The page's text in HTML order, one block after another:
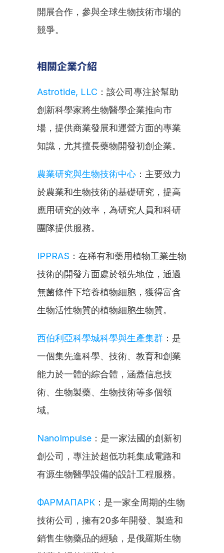
開展合作，參與全球生物技術市場的
競爭。
相關企業介紹
Astrotide, LLC ：該公司專注於幫助
創新科學家將生物醫學企業推向市
場，提供商業發展和運營方面的專業
知識，尤其擅長藥物開發初創企業。
農業研究與生物技術中心 ：主要致力
於農業和生物技術的基礎研究，提高
應用研究的效率，為研究人員和科研
團隊提供服務。
IPPRAS ：在稀有和藥用植物工業生物
技術的開發方面處於領先地位，通過
無菌條件下培養植物細胞，獲得富含
生物活性物質的植物細胞生物質。
西伯利亞科學城科學與生產集群 ：是
一個集先進科學、技術、教育和創業
能力於一體的綜合體，涵蓋信息技
術、生物製藥、生物技術等多個領
域。
NanoImpulse ：是一家法國的創新初
創公司，專注於超低功耗集成電路和
有源生物醫學設備的設計工程服務。
ФАРМАПАРК ：是一家全周期的生物
技術公司，擁有20多年開發、製造和
銷售生物藥品的經驗，是俄羅斯生物